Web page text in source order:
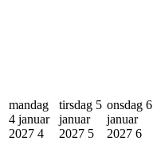
mandag
4 januar
2027 4
tirsdag 5
januar
2027 5
onsdag 6
januar
2027 6